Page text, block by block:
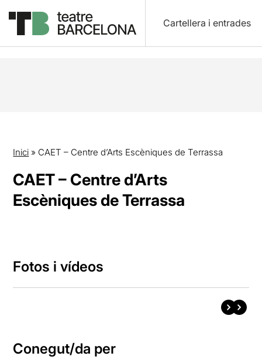
Cartellera i entrades
Inici » CAET – Centre d’Arts Escèniques de Terrassa
CAET – Centre d’Arts
Escèniques de Terrassa
Fotos i vídeos
Conegut/da per